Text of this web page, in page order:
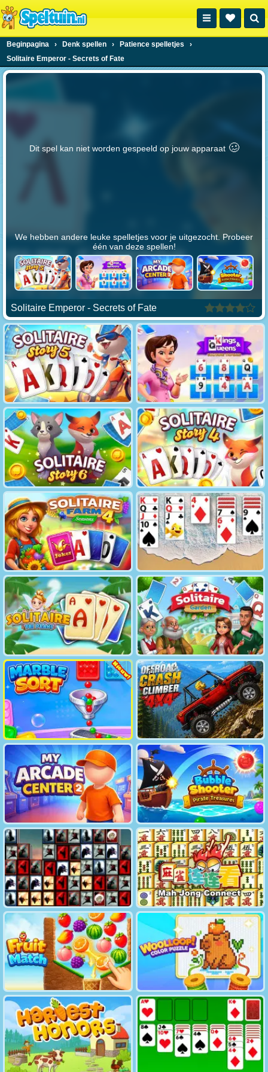
Beginpagina › Denk spellen › Patience spelletjes
›
Solitaire Emperor - Secrets of Fate
Dit spel kan niet worden gespeeld op jouw apparaat 🥴️
We hebben andere leuke spelletjes voor je uitgezocht. Probeer
één van deze spellen!
Solitaire Emperor - Secrets of Fate